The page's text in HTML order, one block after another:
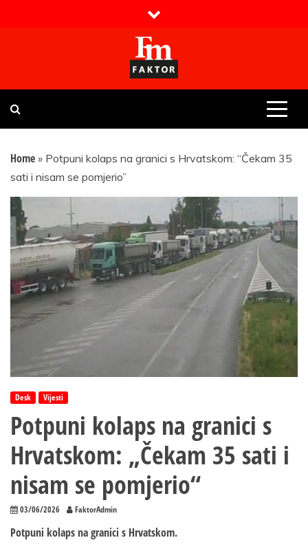
Faktor magazin
Uvijek presudan
Home » Potpuni kolaps na granici s Hrvatskom: “Čekam 35
sati i nisam se pomjerio”
Desk Vijesti
Potpuni kolaps na granici s
Hrvatskom: „Čekam 35 sati i
nisam se pomjerio“
03/06/2026 FaktorAdmin
Potpuni kolaps na granici s Hrvatskom.